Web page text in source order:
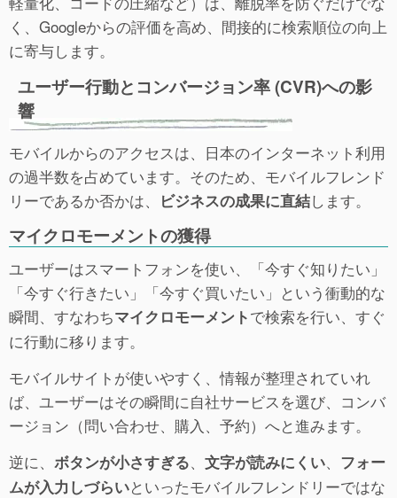
く、Googleからの評価を高め、間接的に検索順位の向上
に寄与します。
ユーザー行動とコンバージョン率 (CVR)への影
響
モバイルからのアクセスは、日本のインターネット利用
の過半数を占めています。そのため、モバイルフレンド
リーであるか否かは、
ビジネスの成果に直結します。
マイクロモーメントの獲得
ユーザーはスマートフォンを使い、「今すぐ知りたい」
「今すぐ行きたい」「今すぐ買いたい」という衝動的な
瞬間、すなわちマイクロモーメントで検索を行い、すぐ
に行動に移ります。
モバイルサイトが使いやすく、情報が整理されていれ
ば、ユーザーはその瞬間に自社サービスを選び、コンバ
ージョン（問い合わせ、購入、予約）へと進みます。
逆に、 ボタンが小さすぎる、 文字が読みにくい、 フォー
ムが入力しづらいといったモバイルフレンドリーではな